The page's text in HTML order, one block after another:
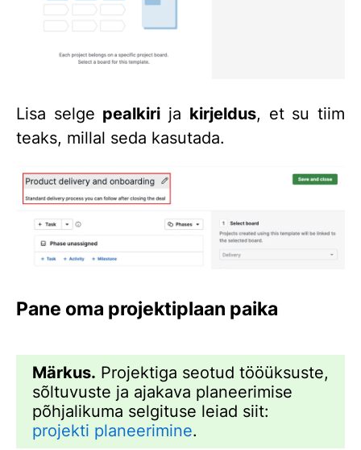
Lisa selge pealkiri ja kirjeldus, et su tiim
teaks, millal seda kasutada.
Pane oma projektiplaan paika
Märkus. Projektiga seotud tööüksuste,
sõltuvuste ja ajakava planeerimise
põhjalikuma selgituse leiad siit:
projekti planeerimine.